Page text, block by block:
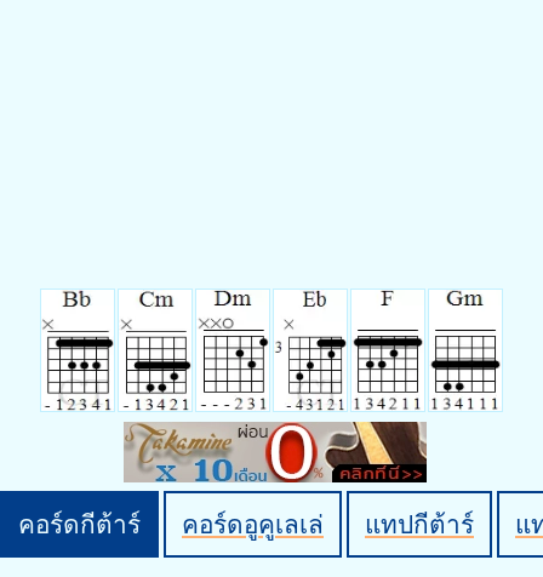
คอร์ดกีต้าร์ คอร์ดอูคูเลเล่ แทปกีต้าร์ แ